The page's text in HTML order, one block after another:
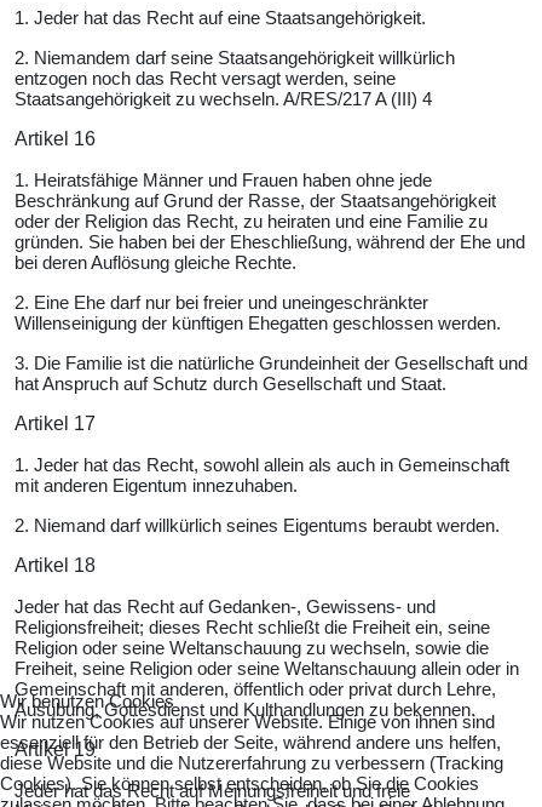
1. Jeder hat das Recht auf eine Staatsangehörigkeit.
2. Niemandem darf seine Staatsangehörigkeit willkürlich
entzogen noch das Recht versagt werden, seine
Staatsangehörigkeit zu wechseln. A/RES/217 A (III) 4
Artikel 16
1. Heiratsfähige Männer und Frauen haben ohne jede
Beschränkung auf Grund der Rasse, der Staatsangehörigkeit
oder der Religion das Recht, zu heiraten und eine Familie zu
gründen. Sie haben bei der Eheschließung, während der Ehe und
bei deren Auflösung gleiche Rechte.
2. Eine Ehe darf nur bei freier und uneingeschränkter
Willenseinigung der künftigen Ehegatten geschlossen werden.
3. Die Familie ist die natürliche Grundeinheit der Gesellschaft und
hat Anspruch auf Schutz durch Gesellschaft und Staat.
Artikel 17
1. Jeder hat das Recht, sowohl allein als auch in Gemeinschaft
mit anderen Eigentum innezuhaben.
2. Niemand darf willkürlich seines Eigentums beraubt werden.
Artikel 18
Jeder hat das Recht auf Gedanken-, Gewissens- und
Religionsfreiheit; dieses Recht schließt die Freiheit ein, seine
Religion oder seine Weltanschauung zu wechseln, sowie die
Freiheit, seine Religion oder seine Weltanschauung allein oder in
Gemeinschaft mit anderen, öffentlich oder privat durch Lehre,
Ausübung, Gottesdienst und Kulthandlungen zu bekennen.
Artikel 19
Jeder hat das Recht auf Meinungsfreiheit und freie
Wir benutzen Cookies
Wir nutzen Cookies auf unserer Website. Einige von ihnen sind
essenziell für den Betrieb der Seite, während andere uns helfen,
diese Website und die Nutzererfahrung zu verbessern (Tracking
Cookies). Sie können selbst entscheiden, ob Sie die Cookies